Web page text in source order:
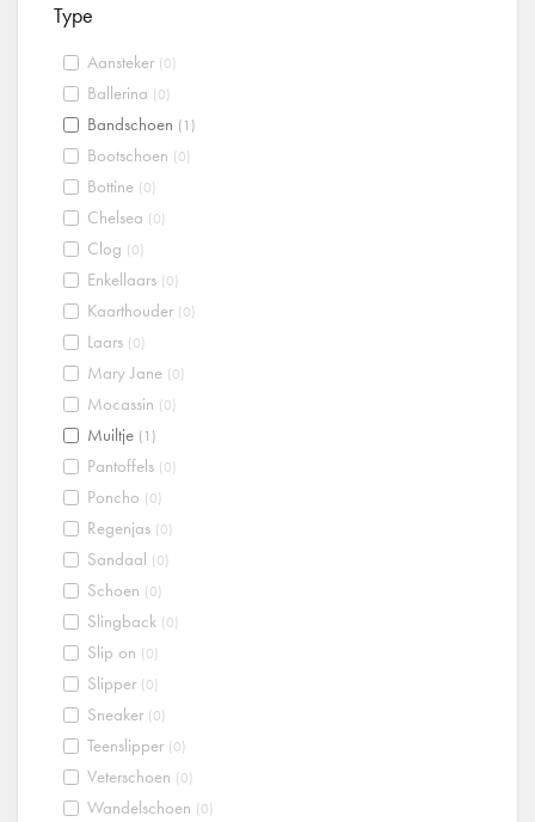
Type
Aansteker (0)
Ballerina (0)
Bandschoen (1)
Bootschoen (0)
Bottine (0)
Chelsea (0)
Clog (0)
Enkellaars (0)
Kaarthouder (0)
Laars (0)
Mary Jane (0)
Mocassin (0)
Muiltje (1)
Pantoffels (0)
Poncho (0)
Regenjas (0)
Sandaal (0)
Schoen (0)
Slingback (0)
Slip on (0)
Slipper (0)
Sneaker (0)
Teenslipper (0)
Veterschoen (0)
Wandelschoen (0)